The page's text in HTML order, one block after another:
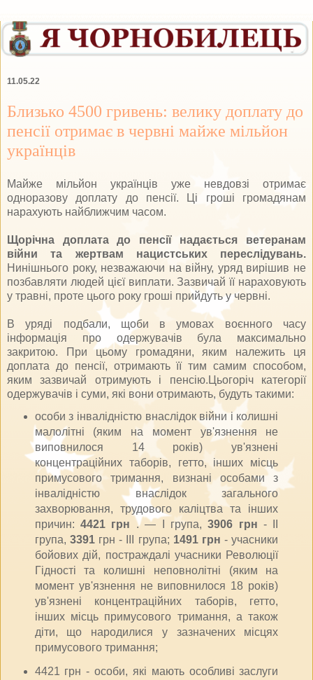
11.05.22
Близько 4500 гривень: велику доплату до
пенсії отримає в червні майже мільйон
українців
Майже мільйон українців уже невдовзі отримає
одноразову доплату до пенсії. Ці гроші громадянам
нарахують найближчим часом.
Щорічна доплата до пенсії надається ветеранам
війни та жертвам нацистських переслідувань.
Нинішнього року, незважаючи на війну, уряд вирішив не
позбавляти людей цієї виплати. Зазвичай її нараховують
у травні, проте цього року гроші прийдуть у червні.
В уряді подбали, щоби в умовах воєнного часу
інформація про одержувачів була максимально
закритою. При цьому громадяни, яким належить ця
доплата до пенсії, отримають її тим самим способом,
яким зазвичай отримують і пенсію.Цьогоріч категорії
одержувачів і суми, які вони отримають, будуть такими:
особи з інвалідністю внаслідок війни і колишні
малолітні (яким на момент ув'язнення не
виповнилося 14 років) ув'язнені
концентраційних таборів, гетто, інших місць
примусового тримання, визнані особами з
інвалідністю внаслідок загального
захворювання, трудового каліцтва та інших
причин: 4421 грн . — I група,3906 грн - ІІ
група, 3391грн - ІІІ група; 1491 грн - учасники
бойових дій, постраждалі учасники Революції
Гідності та колишні неповнолітні (яким на
момент ув'язнення не виповнилося 18 років)
ув'язнені концентраційних таборів, гетто,
інших місць примусового тримання, а також
діти, що народилися у зазначених місцях
примусового тримання;
4421 грн - особи, які мають особливі заслуги